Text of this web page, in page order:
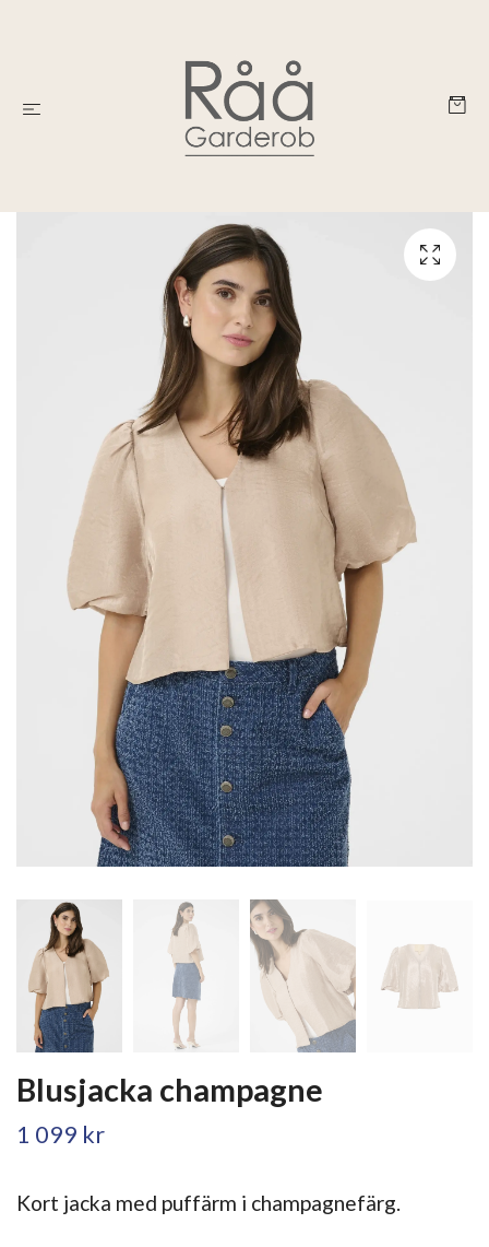
Blusjacka champagne
1 099 kr
Kort jacka med puffärm i champagnefärg.